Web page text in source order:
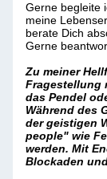
Gerne begleite
meine
berate Dich
Gerne
Zu meiner
Fragestellung
das Pendel
Während des
der geistigen
people" wie
werden. Mit
Blockaden